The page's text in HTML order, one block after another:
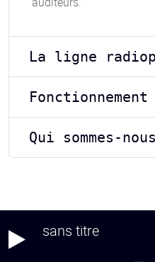
La ligne
Qui sommes-
sans titre